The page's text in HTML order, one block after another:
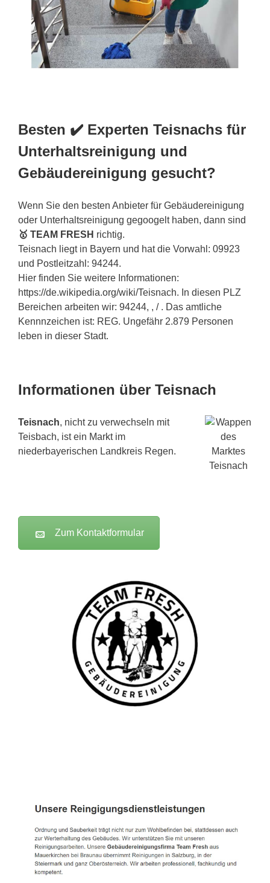
Besten ✔️ Experten Teisnachs für
Unterhaltsreinigung und
Gebäudereinigung gesucht?
Wenn Sie den besten Anbieter für Gebäudereinigung
oder Unterhaltsreinigung gegoogelt haben, dann sind
🥇 TEAM FRESH richtig.
Teisnach liegt in Bayern und hat die Vorwahl: 09923
und Postleitzahl: 94244.
Hier finden Sie weitere Informationen:
https://de.wikipedia.org/wiki/Teisnach. In diesen PLZ
Bereichen arbeiten wir: 94244, , / . Das amtliche
Kennnzeichen ist: REG. Ungefähr 2.879 Personen
leben in dieser Stadt.
Informationen über Teisnach
Teisnach, nicht zu verwechseln mit
Teisbach, ist ein Markt im
niederbayerischen Landkreis Regen.
Zum Kontaktformular